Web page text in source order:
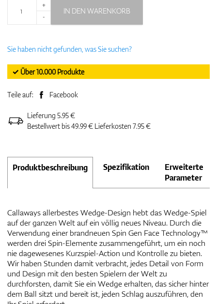
+
-
IN DEN WARENKORB
Sie haben nicht gefunden, was Sie suchen?
✓ Über 10.000 Produkte
Teile auf: Facebook
Lieferung 5.95 €
Bestellwert bis 49.99 € Lieferkosten 7.95 €
Produktbeschreibung Spezifikation
Erweiterte
Parameter
Callaways allerbestes Wedge-Design hebt das Wedge-Spiel
auf der ganzen Welt auf ein völlig neues Niveau. Durch die
Verwendung einer brandneuen Spin Gen Face Technology™
werden drei Spin-Elemente zusammengeführt, um ein noch
nie dagewesenes Kurzspiel-Action und Kontrolle zu bieten.
Wir haben Stunden damit verbracht, jedes Detail von Form
und Design mit den besten Spielern der Welt zu
durchforsten, damit Sie ein Wedge erhalten, das sicher hinter
dem Ball sitzt und bereit ist, jeden Schlag auszuführen, den